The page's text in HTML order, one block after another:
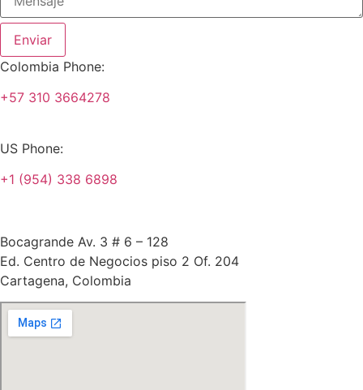
Enviar
Colombia Phone:
+57 310 3664278
US Phone:
+1 (954) 338 6898
Bocagrande Av. 3 # 6 – 128
Ed. Centro de Negocios piso 2 Of. 204
Cartagena, Colombia